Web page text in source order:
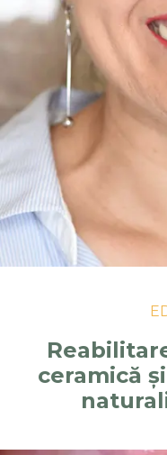
ceramică